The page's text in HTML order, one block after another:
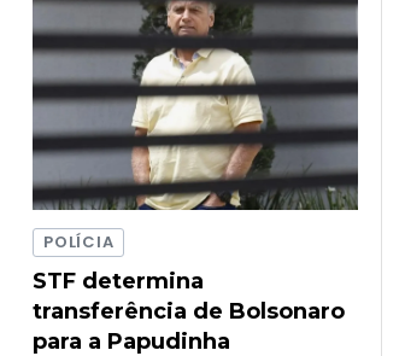
POLÍCIA
STF determina
transferência de Bolsonaro
para a Papudinha